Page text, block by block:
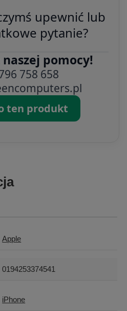
upewnić lub
pytanie?
pomocy!
758 658
ten produkt
Apple
0194253374541
iPhone